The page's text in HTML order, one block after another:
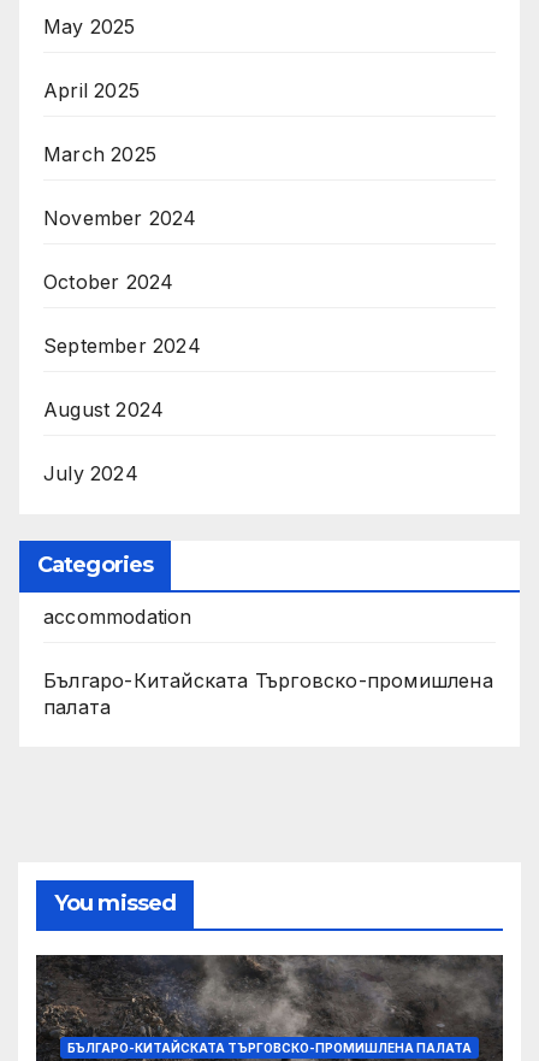
May 2025
April 2025
March 2025
November 2024
October 2024
September 2024
August 2024
July 2024
Categories
accommodation
Българо-Китайската Търговско-промишлена
палата
You missed
БЪЛГАРО-КИТАЙСКАТА ТЪРГОВСКО-ПРОМИШЛЕНА ПАЛАТА